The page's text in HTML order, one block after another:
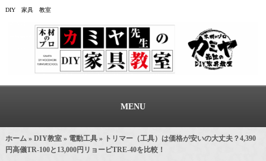
DIY 家具 教室
MENU
ホーム » DIY教室» 電動工具» トリマー（工具）は価格が安いの大丈夫？4,390
円高儀TR-100と13,000円リョービTRE-40を比較！